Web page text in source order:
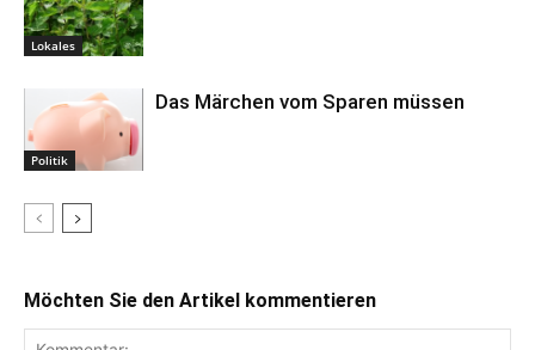
Lokales
Politik
Das Märchen vom Sparen müssen
Möchten Sie den Artikel kommentieren